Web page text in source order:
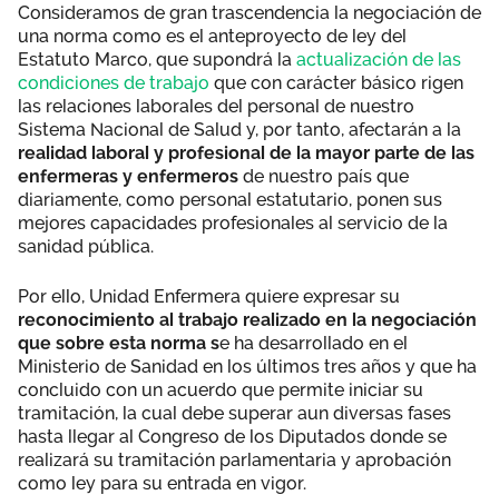
Consideramos de gran trascendencia la negociación de
una norma como es el anteproyecto de ley del
Estatuto Marco, que supondrá la actualización de las
condiciones de trabajo que con carácter básico rigen
las relaciones laborales del personal de nuestro
Sistema Nacional de Salud y, por tanto, afectarán a la
realidad laboral y profesional de la mayor parte de las
enfermeras y enfermeros de nuestro país que
diariamente, como personal estatutario, ponen sus
mejores capacidades profesionales al servicio de la
sanidad pública.
Por ello, Unidad Enfermera quiere expresar su
reconocimiento al trabajo realizado en la negociación
que sobre esta norma se ha desarrollado en el
Ministerio de Sanidad en los últimos tres años y que ha
concluido con un acuerdo que permite iniciar su
tramitación, la cual debe superar aun diversas fases
hasta llegar al Congreso de los Diputados donde se
realizará su tramitación parlamentaria y aprobación
como ley para su entrada en vigor.